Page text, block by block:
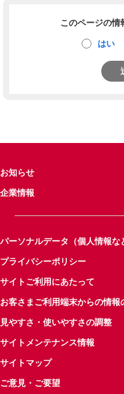
このページの情
はい
お知らせ
企業情報
パーソナルデータ（個人情報な
プライバシーポリシー
サイトご利用にあたって
お客さまご利用端末からの情報
見やすさ・使いやすさの調整
サイトメンテナンス情報
サイトマップ
ご意見・ご要望